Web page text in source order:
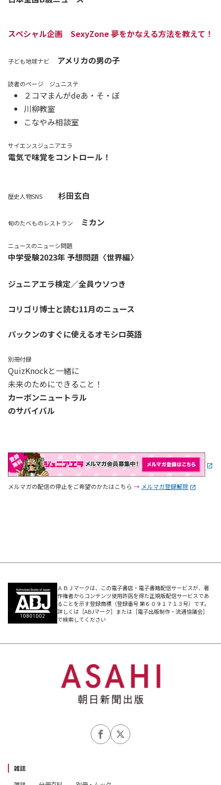
スペシャル企画 SexyZone 夢をかなえる方法を教えて！
子ども地球ナビ アメリカの男の子
読者のページ ジュニステ
２コマまんがdeあ・そ・ぼ
川柳教室
こなやみ相談室
サイエンスジュニアエラ
電気で味覚をコントロール！
歴史人物SNS 杉田玄白
旬のたべものレストラン ミカン
ニュースのニューシ問題
中学受験2023年 予想問題〈世界編〉
ジュニアエラ検定／全員ウソつき
コリゴリ博士と読む11月のニュース
パックンのすぐに使えるオモシロ英語
別冊付録
QuizKnockと一緒に
未来のためにできること！
カーボンニュートラル
のサバイバル
メルマガの配信の停止をご希望のかたはこちら → メルマガ登録解除
ＡＢＪマークは、この電子書店・電子書籍配信サービスが、著
作権者からコンテンツ使用許諾を得た正規版配信サービスであ
ることを示す登録商標（登録番号 第６０９１７１３号）です。
詳しくは［ABJマーク］または［電子出版制作・流通協議会］
で検索してください
雑誌